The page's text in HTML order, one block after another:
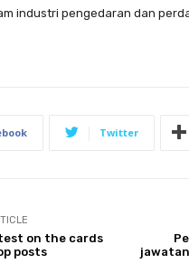
industri pengedaran dan
Twitter
on the cards
posts